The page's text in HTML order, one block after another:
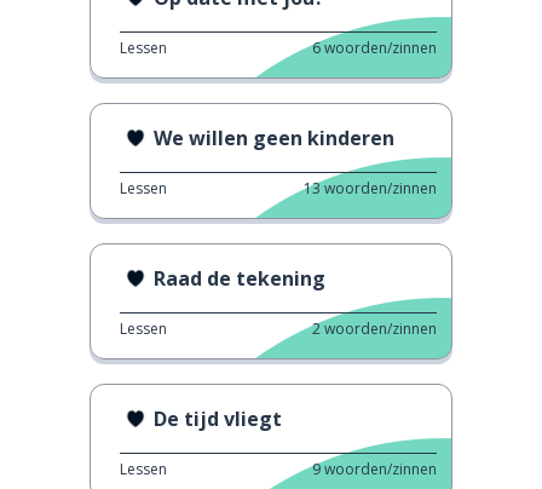
Lessen 6woorden/zinnen
We willen geen kinderen
Lessen 13woorden/zinnen
Raad de tekening
Lessen 2woorden/zinnen
De tijd vliegt
Lessen 9woorden/zinnen